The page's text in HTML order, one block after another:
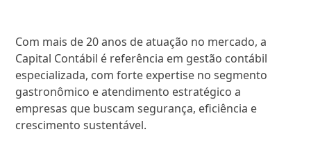
Com mais de 20 anos de atuação no mercado, a
Capital Contábil é referência em gestão contábil
especializada, com forte expertise no segmento
gastronômico e atendimento estratégico a
empresas que buscam segurança, eficiência e
crescimento sustentável.